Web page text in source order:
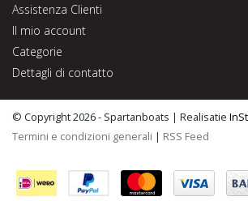
Assistenza Clienti
Il mio account
Categorie
Dettagli di contatto
© Copyright 2026 - Spartanboats | Realisatie
Termini e condizioni generali | RSS Feed